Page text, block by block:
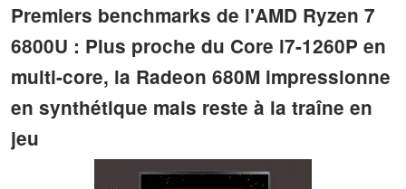
Premiers benchmarks de l'AMD Ryzen 7
6800U : Plus proche du Core i7-1260P en
multi-core, la Radeon 680M impressionne
en synthétique mais reste à la traîne en
jeu